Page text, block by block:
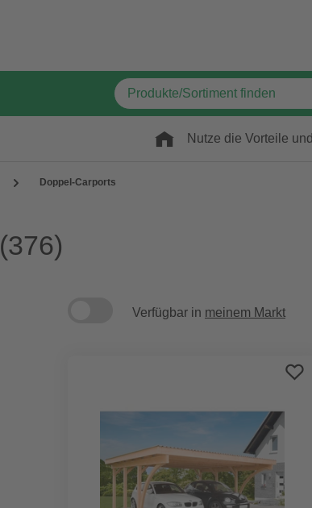
Nutze die Vorteile und
Doppel-Carports
(376)
Verfügbar in meinem Markt